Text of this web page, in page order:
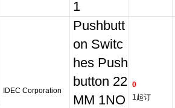
1
IDEC Corporation
Pushbutt
on Switc
hes Push
button 22
MM 1NO
0
1起订